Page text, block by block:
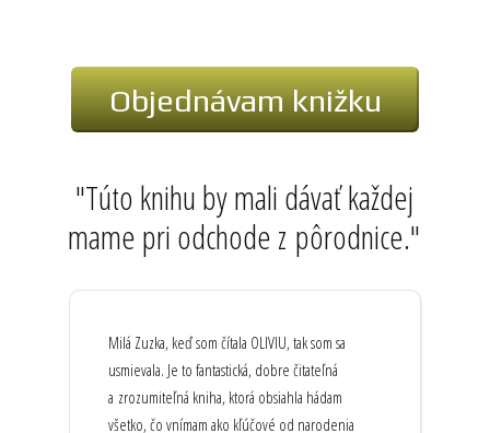
Objednávam knižku
"Túto knihu by mali dávať každej
mame pri odchode z pôrodnice."
Milá Zuzka, keď som čítala OLIVIU, tak som sa
usmievala. Je to fantastická, dobre čitateľná
a zrozumiteľná kniha, ktorá obsiahla hádam
všetko, čo vnímam ako kľúčové od narodenia